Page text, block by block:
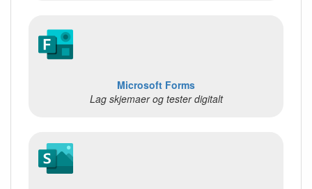
Microsoft Forms
Lag skjemaer og tester digitalt